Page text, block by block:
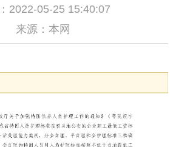
2022-05-25 15:40:07
来源：本网